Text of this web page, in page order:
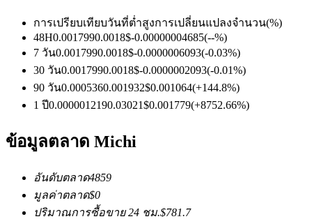
ฟิวเจอร์ส USDC
ฟิวเจอร์สที่ใช้ USDC เป็นหลักประกัน
การเปรียบเทียบวันที่ต่ำสูงการเปลี่ยนแปลงจำนวน(%)
48H0.0017990.0018$-0.00000004685(--%)
7 วัน0.0017990.0018$-0.0000006093(-0.03%)
30 วัน0.0017990.0018$-0.0000002093(-0.01%)
90 วัน0.0005360.001932$0.001064(+144.8%)
1 ปี0.0000012190.03021$0.001779(+8752.66%)
ข้อมูลตลาด Michi
อันดับตลาด4859
มูลค่าตลาด$0
ปริมาณการซื้อขาย 24 ชม.$781.7